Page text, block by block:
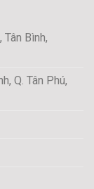
Bình,
Q. Tân Phú,